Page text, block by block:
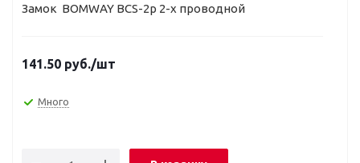
Замок BOMWAY BCS-2р 2-х проводной
141.50 руб./шт
Много